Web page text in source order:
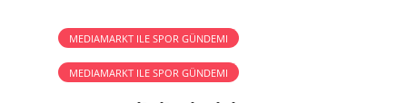
MEDIAMARKT ILE SPOR GÜNDEMI
MEDIAMARKT ILE SPOR GÜNDEMI